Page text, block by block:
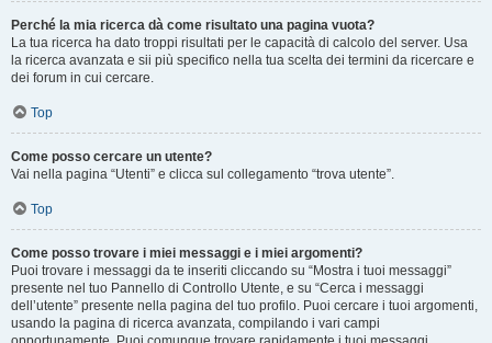
Perché la mia ricerca dà come risultato una pagina vuota?
La tua ricerca ha dato troppi risultati per le capacità di calcolo del server. Usa
la ricerca avanzata e sii più specifico nella tua scelta dei termini da ricercare e
dei forum in cui cercare.
Top
Come posso cercare un utente?
Vai nella pagina “Utenti” e clicca sul collegamento “trova utente”.
Top
Come posso trovare i miei messaggi e i miei argomenti?
Puoi trovare i messaggi da te inseriti cliccando su “Mostra i tuoi messaggi”
presente nel tuo Pannello di Controllo Utente, e su “Cerca i messaggi
dell’utente” presente nella pagina del tuo profilo. Puoi cercare i tuoi argomenti,
usando la pagina di ricerca avanzata, compilando i vari campi